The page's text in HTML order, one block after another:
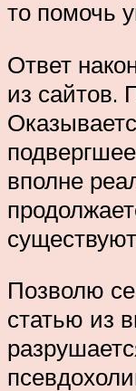
то помочь
Ответ
из сайтов.
вполне
Позволю
статью из